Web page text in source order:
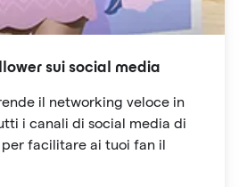
sui social media
il networking veloce in
i canali di social media di
facilitare ai tuoi fan il